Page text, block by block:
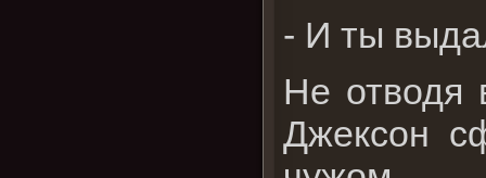
- И ты
Не отводя
Джексон